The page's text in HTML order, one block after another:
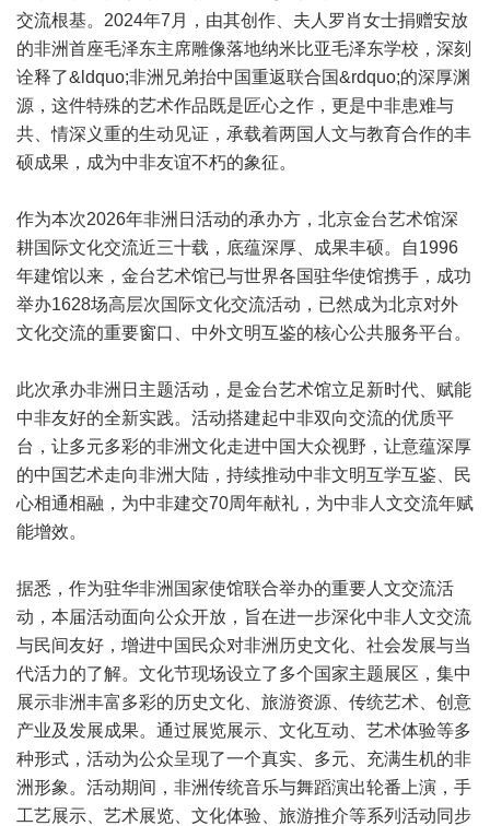
交流根基。2024年7月，由其创作、夫人罗肖女士捐赠安放
的非洲首座毛泽东主席雕像落地纳米比亚毛泽东学校，深刻
诠释了&ldquo;非洲兄弟抬中国重返联合国&rdquo;的深厚渊
源，这件特殊的艺术作品既是匠心之作，更是中非患难与
共、情深义重的生动见证，承载着两国人文与教育合作的丰
硕成果，成为中非友谊不朽的象征。
作为本次2026年非洲日活动的承办方，北京金台艺术馆深
耕国际文化交流近三十载，底蕴深厚、成果丰硕。自1996
年建馆以来，金台艺术馆已与世界各国驻华使馆携手，成功
举办1628场高层次国际文化交流活动，已然成为北京对外
文化交流的重要窗口、中外文明互鉴的核心公共服务平台。
此次承办非洲日主题活动，是金台艺术馆立足新时代、赋能
中非友好的全新实践。活动搭建起中非双向交流的优质平
台，让多元多彩的非洲文化走进中国大众视野，让意蕴深厚
的中国艺术走向非洲大陆，持续推动中非文明互学互鉴、民
心相通相融，为中非建交70周年献礼，为中非人文交流年赋
能增效。
据悉，作为驻华非洲国家使馆联合举办的重要人文交流活
动，本届活动面向公众开放，旨在进一步深化中非人文交流
与民间友好，增进中国民众对非洲历史文化、社会发展与当
代活力的了解。文化节现场设立了多个国家主题展区，集中
展示非洲丰富多彩的历史文化、旅游资源、传统艺术、创意
产业及发展成果。通过展览展示、文化互动、艺术体验等多
种形式，活动为公众呈现了一个真实、多元、充满生机的非
洲形象。活动期间，非洲传统音乐与舞蹈演出轮番上演，手
工艺展示、艺术展览、文化体验、旅游推介等系列活动同步